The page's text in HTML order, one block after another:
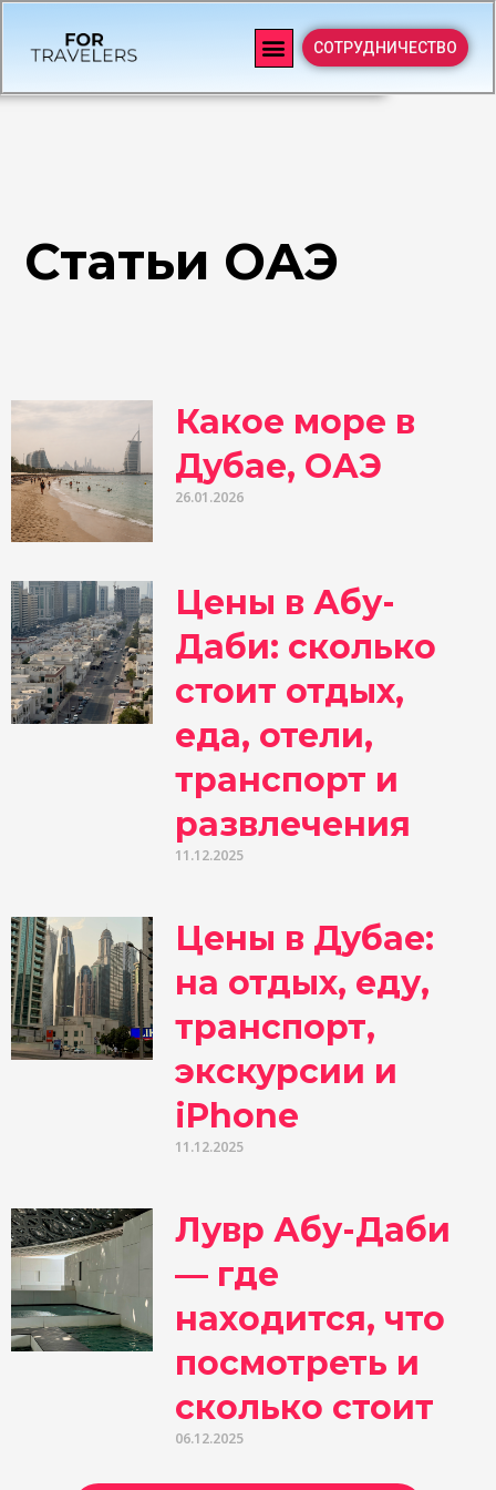
СОТРУДНИЧЕСТВО
Статьи OAЭ
Какое море в
Дубае, ОАЭ
26.01.2026
Цены в Абу-
Даби: сколько
стоит отдых,
еда, отели,
транспорт и
развлечения
11.12.2025
Цены в Дубае:
на отдых, еду,
транспорт,
экскурсии и
iPhone
11.12.2025
Лувр Абу-Даби
— где
находится, что
посмотреть и
сколько стоит
06.12.2025